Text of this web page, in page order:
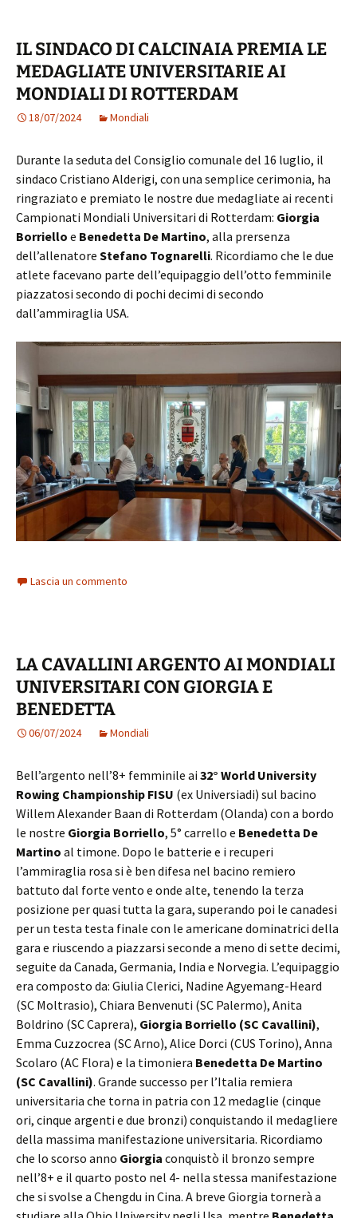
IL SINDACO DI CALCINAIA PREMIA LE
MEDAGLIATE UNIVERSITARIE AI
MONDIALI DI ROTTERDAM
18/07/2024 Mondiali
Durante la seduta del Consiglio comunale del 16 luglio, il
sindaco Cristiano Alderigi, con una semplice cerimonia, ha
ringraziato e premiato le nostre due medagliate ai recenti
Campionati Mondiali Universitari di Rotterdam: Giorgia
Borriello e Benedetta De Martino, alla prersenza
dell’allenatore Stefano Tognarelli. Ricordiamo che le due
atlete facevano parte dell’equipaggio dell’otto femminile
piazzatosi secondo di pochi decimi di secondo
dall’ammiraglia USA.
Lascia un commento
LA CAVALLINI ARGENTO AI MONDIALI
UNIVERSITARI CON GIORGIA E
BENEDETTA
06/07/2024 Mondiali
Bell’argento nell’8+ femminile ai 32° World University
Rowing Championship FISU (ex Universiadi) sul bacino
Willem Alexander Baan di Rotterdam (Olanda) con a bordo
le nostre Giorgia Borriello, 5° carrello e Benedetta De
Martino al timone. Dopo le batterie e i recuperi
l’ammiraglia rosa si è ben difesa nel bacino remiero
battuto dal forte vento e onde alte, tenendo la terza
posizione per quasi tutta la gara, superando poi le canadesi
per un testa testa finale con le americane dominatrici della
gara e riuscendo a piazzarsi seconde a meno di sette decimi,
seguite da Canada, Germania, India e Norvegia. L’equipaggio
era composto da: Giulia Clerici, Nadine Agyemang-Heard
(SC Moltrasio), Chiara Benvenuti (SC Palermo), Anita
Boldrino (SC Caprera), Giorgia Borriello (SC Cavallini),
Emma Cuzzocrea (SC Arno), Alice Dorci (CUS Torino), Anna
Scolaro (AC Flora) e la timoniera Benedetta De Martino
(SC Cavallini). Grande successo per l’Italia remiera
universitaria che torna in patria con 12 medaglie (cinque
ori, cinque argenti e due bronzi) conquistando il medagliere
della massima manifestazione universitaria. Ricordiamo
che lo scorso anno Giorgia conquistò il bronzo sempre
nell’8+ e il quarto posto nel 4- nella stessa manifestazione
che si svolse a Chengdu in Cina. A breve Giorgia tornerà a